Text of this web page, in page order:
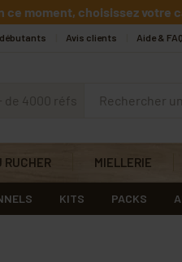
ce moment, choisissez votre
débutants Avis clients Aide & FAQ
de 4000 réfs
RUCHER MIELLERIE
KITS PACKS